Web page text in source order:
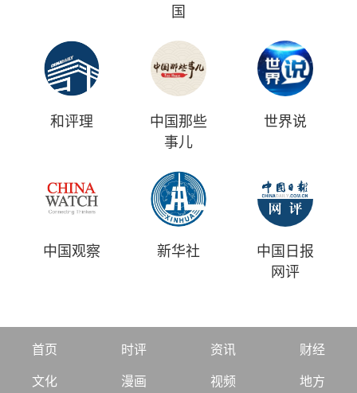
国
和评理
中国那些
事儿
世界说
中国观察 新华社
中国日报
网评
首页 时评 资讯 财经
文化 漫画 视频 地方